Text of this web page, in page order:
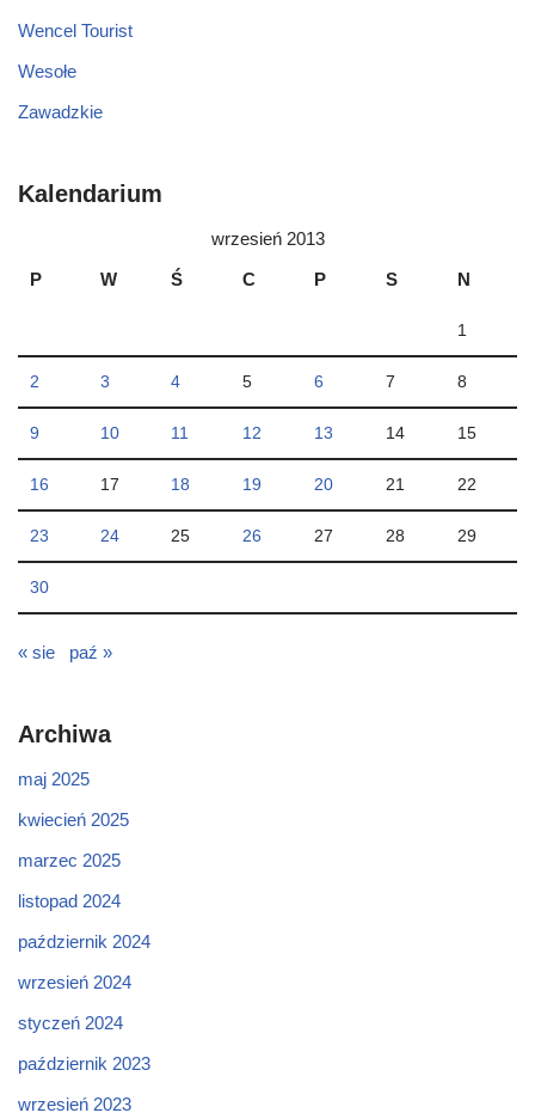
Wencel Tourist
Wesołe
Zawadzkie
Kalendarium
wrzesień 2013
P
W Ś C P S N
1
2 3 4 5 6 7 8
9 10 11 12 13 14 15
16 17 18 19 20 21 22
23 24 25 26 27 28 29
30
« sie paź »
Archiwa
maj 2025
kwiecień 2025
marzec 2025
listopad 2024
październik 2024
wrzesień 2024
styczeń 2024
październik 2023
wrzesień 2023